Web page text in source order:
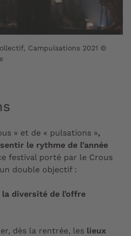
Campulsations 2021 ©
» et de « pulsations »,
le rythme de l’année
festival porté par le Crous
double objectif :
la diversité de l’offre
dès la rentrée, les lieux